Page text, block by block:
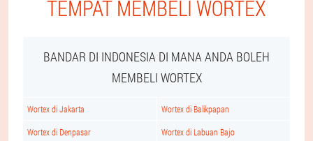
TEMPAT MEMBELI WORTEX
BANDAR DI INDONESIA DI MANA ANDA BOLEH
MEMBELI WORTEX
Wortex di Jakarta Wortex di Balikpapan
Wortex di Denpasar Wortex di Labuan Bajo